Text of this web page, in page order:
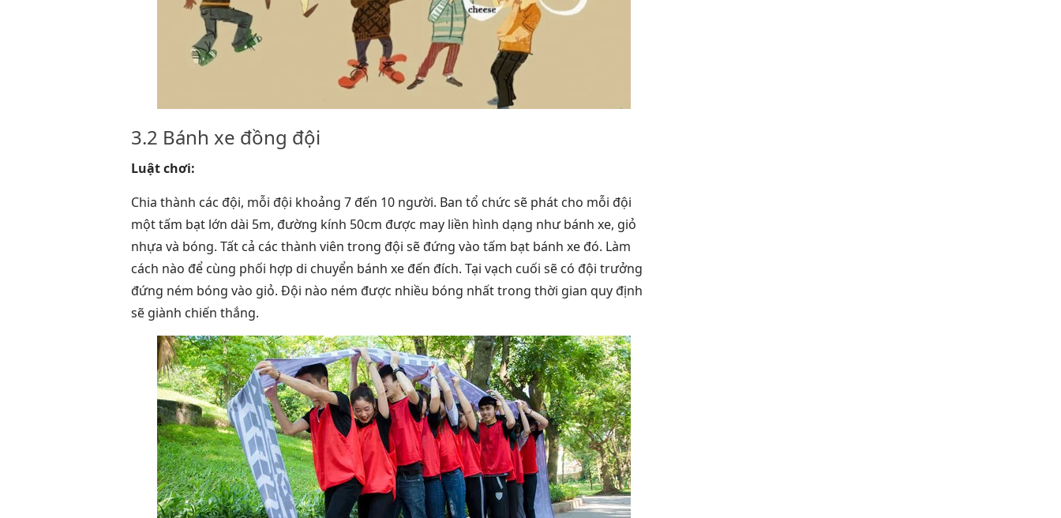
3.2 Bánh xe đồng đội
Luật chơi:
Chia thành các đội, mỗi đội khoảng 7 đến 10 người. Ban tổ chức sẽ phát cho mỗi đội
một tấm bạt lớn dài 5m, đường kính 50cm được may liền hình dạng như bánh xe, giỏ
nhựa và bóng. Tất cả các thành viên trong đội sẽ đứng vào tấm bạt bánh xe đó. Làm
cách nào để cùng phối hợp di chuyển bánh xe đến đích. Tại vạch cuối sẽ có đội trưởng
đứng ném bóng vào giỏ. Đội nào ném được nhiều bóng nhất trong thời gian quy định
sẽ giành chiến thắng.